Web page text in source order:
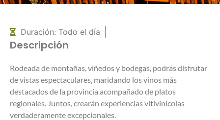
Duración: Todo el día
Descripción
Rodeada de montañas, viñedos y bodegas, podrás disfrutar
de vistas espectaculares, maridando los vinos más
destacados de la provincia acompañado de platos
regionales . Juntos, crearán experiencias vitivinícolas
verdaderamente excepcionales.